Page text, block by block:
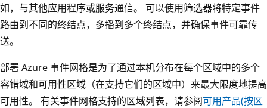
如，与其他应用程序或服务通信。 可以使用筛选器将特定事件
路由到不同的终结点，多播到多个终结点，并确保事件可靠传
送。
部署 Azure 事件网格是为了通过本机分布在每个区域中的多个
容错域和可用性区域（在支持它们的区域中）来最大限度地提高
可用性。 有关事件网格支持的区域列表，请参阅可用产品(按区